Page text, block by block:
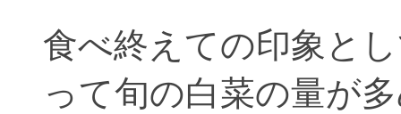
食べ終えての印象と
って旬の白菜の量が